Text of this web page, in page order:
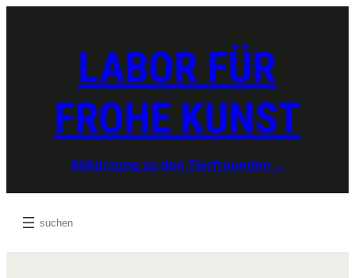
LABOR FÜR
FROHE KUNST
Abkürzung zu den Tierfreunden …
Search